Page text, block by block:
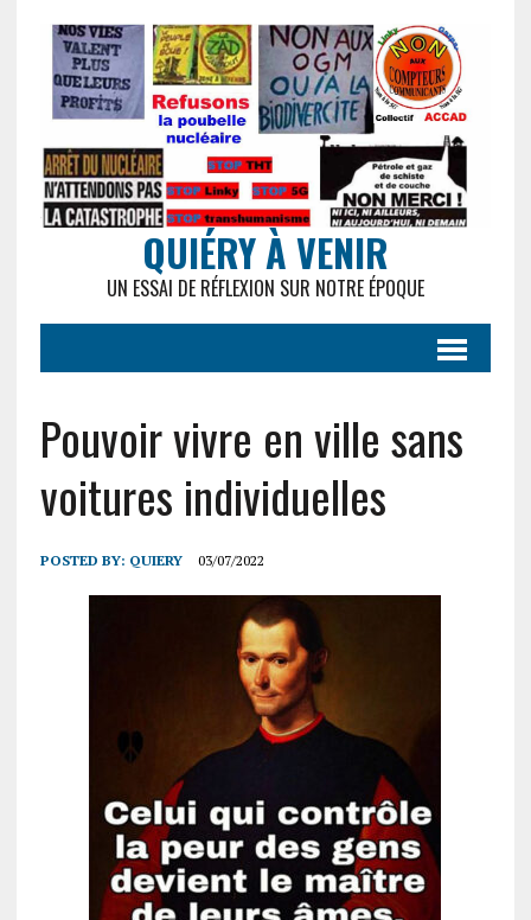
QUIÉRY À VENIR
UN ESSAI DE RÉFLEXION SUR NOTRE ÉPOQUE
Pouvoir vivre en ville sans
voitures individuelles
POSTED BY: QUIERY 03/07/2022